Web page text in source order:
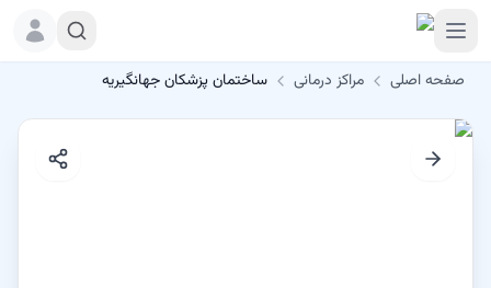
صفحه اصلی مراکز درمانی ساختمان پزشکان جهانگیریه